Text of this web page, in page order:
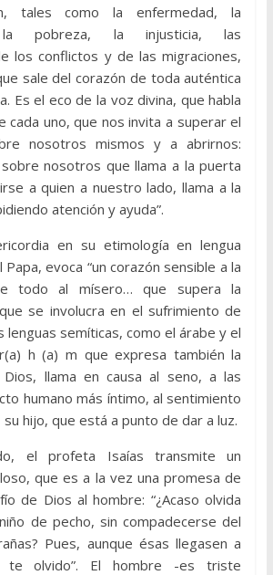
tales como la enfermedad, la
la pobreza, la injusticia, las
los conflictos y de las migraciones,
sale del corazón de toda auténtica
Es el eco de la voz divina, que habla
cada uno, que nos invita a superar el
nosotros mismos y a abrirnos:
nosotros que llama a la puerta
a quien a nuestro lado, llama a la
atención y ayuda”.
en su etimología en lengua
evoca “un corazón sensible a la
todo al mísero… que supera la
se involucra en el sufrimiento de
lenguas semíticas, como el árabe y el
h (a) m que expresa también la
llama en causa al seno, a las
humano más íntimo, al sentimiento
hijo, que está a punto de dar a luz.
el profeta Isaías transmite un
que es a la vez una promesa de
de Dios al hombre: “¿Acaso olvida
de pecho, sin compadecerse del
Pues, aunque ésas llegasen a
olvido”. El hombre -es triste